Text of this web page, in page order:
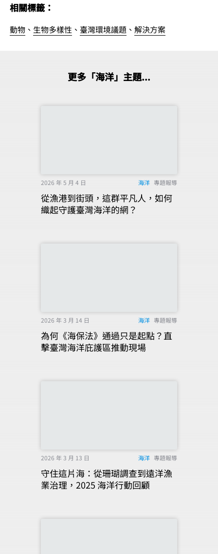
相關標籤：
動物 、 生物多樣性 、 臺灣環境議題 、 解決方案
更多「海洋」主題...
2026 年 5 月 4 日 海洋 專題報導
從漁港到街頭，這群平凡人，如何
織起守護臺灣海洋的網？
2026 年 3 月 14 日 海洋 專題報導
為何《海保法》通過只是起點？直
擊臺灣海洋庇護區推動現場
2026 年 3 月 13 日 海洋 專題報導
守住這片海：從珊瑚調查到遠洋漁
業治理，2025 海洋行動回顧